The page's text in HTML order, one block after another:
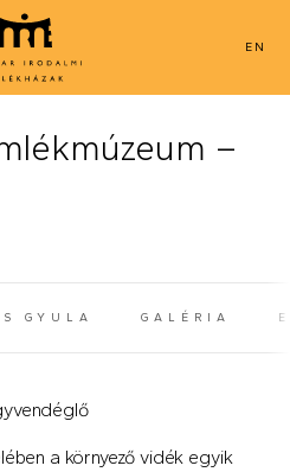
ENGLISH
–
GYULA GALÉRIA
a környező vidék egyik